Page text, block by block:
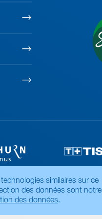
similaires sur ce
des données sont notre
des données.